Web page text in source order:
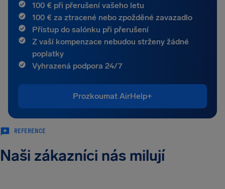
100 € při přerušení vašeho letu
100 € za ztracené nebo zpožděné zavazadlo
Přístup do salónku při přerušení
Z vaší kompenzace nebudou strženy žádné
poplatky
Vyhrazená podpora 24/7
Prozkoumat AirHelp+
REFERENCE
Naši zákazníci nás milují